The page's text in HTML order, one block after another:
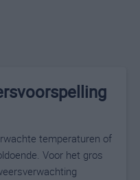
temperaturen of
Voor het gros